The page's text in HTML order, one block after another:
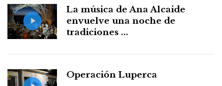
La música de Ana Alcaide
envuelve una noche de
tradiciones ...
Operación Luperca